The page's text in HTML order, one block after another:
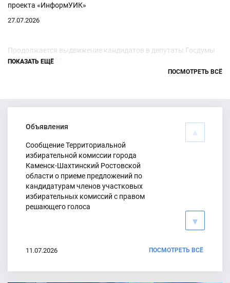
проекта «ИнформУИК»
27.07.2026
Продолжается выдвижение кандидатов в депутаты Госдумы
по округу № 155
Численность избирателей по состоянию на 01 июля 2026 года
Состоялось заседание ТИК
17.07.2026
Продолжается выдвижение кандидатов по
Белокалитвинскому округу
ПОКАЗАТЬ ЕЩЁ
ПОСМОТРЕТЬ ВСЁ
Объявления
Сообщение Территориальной
избирательной комиссии города
Каменск-Шахтинский Ростовской
области о приеме предложений по
кандидатурам членов участковых
избирательных комиссий с правом
решающего голоса
11.07.2026 ПОСМОТРЕТЬ ВСЁ